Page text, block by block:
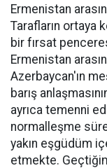
Ermenistan
Tarafların ortaya
bir fırsat
Ermenistan
Azerbaycan'ın
barış
ayrıca temenni
normalleşme
yakın eşgüdüm
etmekte.